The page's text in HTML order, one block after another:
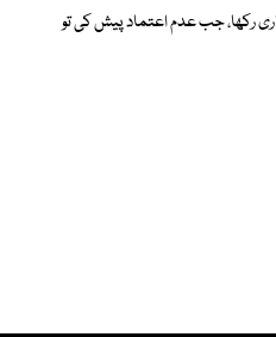
رکھا، جب عدم اعتماد پیش کی تو